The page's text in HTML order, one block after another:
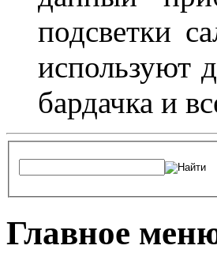
подсветки
используют
бардачка и
Главное